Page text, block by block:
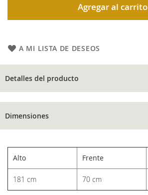
Agregar al carrito
A MI LISTA DE DESEOS
Detalles del producto
Dimensiones
Alto Frente
181 cm 70 cm